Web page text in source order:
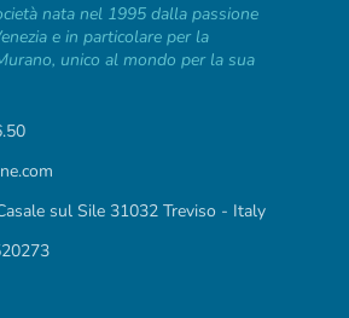
nata nel 1995 dalla passione
e in particolare per la
unico al mondo per la sua
sul Sile 31032 Treviso - Italy